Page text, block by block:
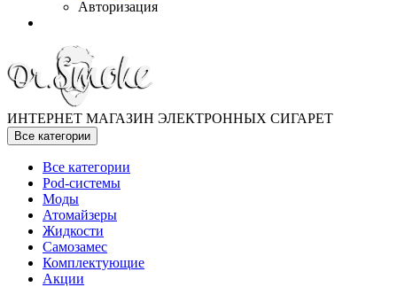
Авторизация
ИНТЕРНЕТ МАГАЗИН ЭЛЕКТРОННЫХ СИГАРЕТ
Все категории
Все категории
Pod-системы
Моды
Атомайзеры
Жидкости
Самозамес
Комплектующие
Акции